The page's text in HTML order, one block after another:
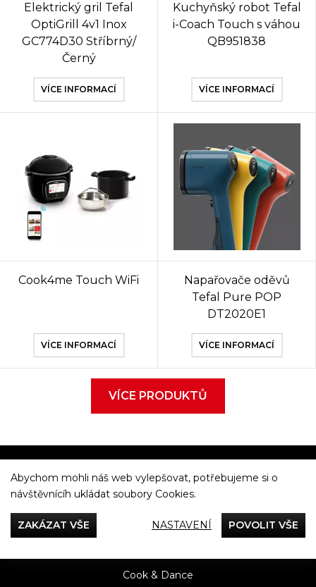
Elektrický gril Tefal
OptiGrill 4v1 Inox
GC774D30 Stříbrný/
Černý
VÍCE INFORMACÍ
Kuchyňský robot Tefal
i-Coach Touch s váhou
QB951838
VÍCE INFORMACÍ
Cook4me Touch WiFi
VÍCE INFORMACÍ
Napařovače oděvů
Tefal Pure POP
DT2020E1
VÍCE INFORMACÍ
VÍCE PRODUKTŮ
Večeříme společně
Cook & Dance
Abychom mohli náš web vylepšovat, potřebujeme si o
návštěvnícíh ukládat soubory Cookies.
ZAKÁZAT VŠE NASTAVENÍ POVOLIT VŠE